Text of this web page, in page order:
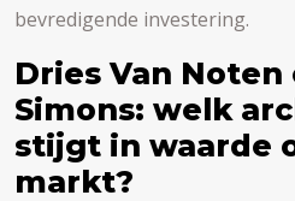
bevredigende investering.
Dries Van Noten
Simons: welk
stijgt in waarde
markt?